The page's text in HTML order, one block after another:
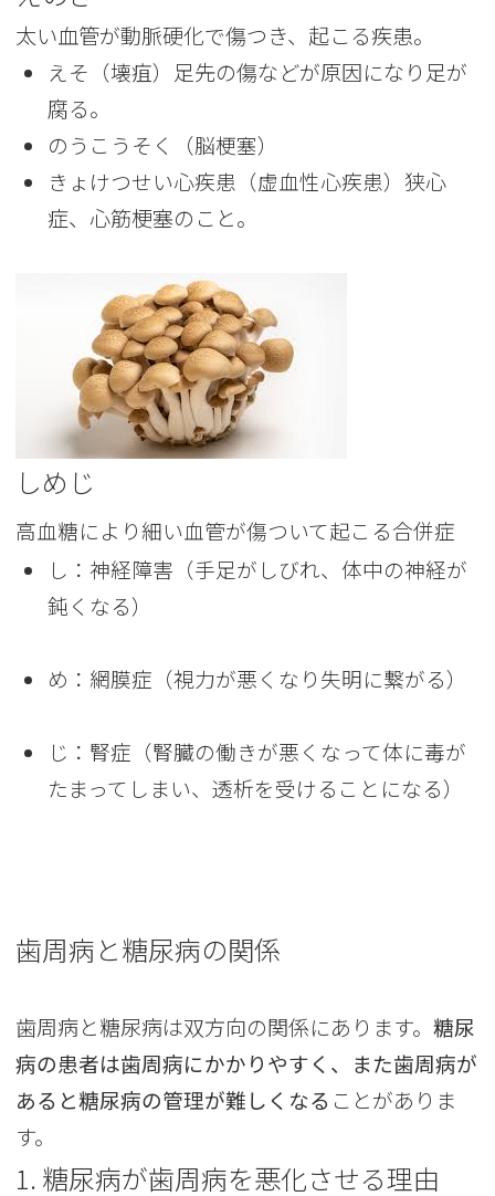
太い血管が動脈硬化で傷つき、起こる疾患。
えそ（壊疽） 足先の傷などが原因になり足が
腐る。
のうこうそく（脳梗塞）
きょけつせい心疾患（虚血性心疾患） 狭心
症、心筋梗塞のこと。
しめじ
高血糖により細い血管が傷ついて起こる合併症
し：神経障害（手足がしびれ、体中の神経が
鈍くなる）
め：網膜症（視力が悪くなり失明に繋がる）
じ：腎症（腎臓の働きが悪くなって体に毒が
たまってしまい、透析を受けることになる）
歯周病と糖尿病の関係
歯周病と糖尿病は双方向の関係にあります。糖尿
病の患者は歯周病にかかりやすく、また歯周病が
あると糖尿病の管理が難しくなる ことがありま
す。
1. 糖尿病が歯周病を悪化させる理由